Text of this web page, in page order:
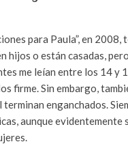
para Paula”, en
hijos o están casadas,
me leían entre los 14 y
firme. Sin embargo,
enganchados.
aunque evidentemente